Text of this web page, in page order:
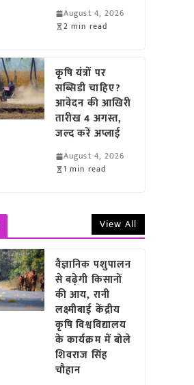
August 4, 2026
2 min read
कृषि यंत्रों पर
सब्सिडी चाहिए?
आवेदन की आखिरी
तारीख 4 अगस्त,
जल्द करें अप्लाई
August 4, 2026
1 min read
View All
वैज्ञानिक पशुपालन
से बढ़ेगी किसानों
की आय, रानी
लक्ष्मीबाई केंद्रीय
कृषि विश्वविद्यालय
के कार्यक्रम में बोले
शिवराज सिंह
चौहान